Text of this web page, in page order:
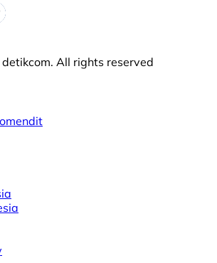
All rights reserved